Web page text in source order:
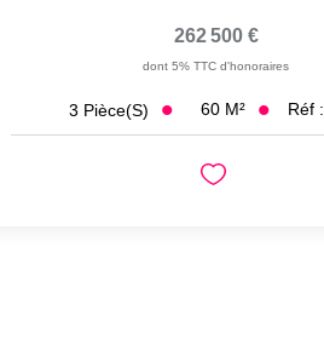
262 500 €
dont 5% TTC d'honoraires
3 Pièce(s) 60 M² Réf :